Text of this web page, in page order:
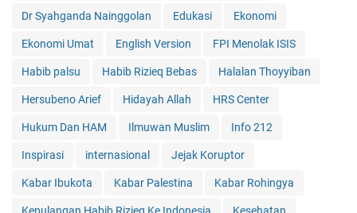
Dr Syahganda Nainggolan Edukasi Ekonomi
Ekonomi Umat English Version FPI Menolak ISIS
Habib palsu Habib Rizieq Bebas Halalan Thoyyiban
Hersubeno Arief Hidayah Allah HRS Center
Hukum Dan HAM Ilmuwan Muslim Info 212
Inspirasi internasional Jejak Koruptor
Kabar Ibukota Kabar Palestina Kabar Rohingya